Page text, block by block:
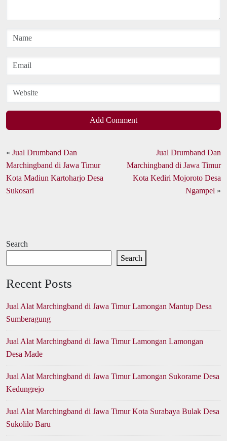
Add Comment
« Jual Drumband Dan
Marchingband di Jawa Timur
Kota Madiun Kartoharjo Desa
Sukosari
Jual Drumband Dan
Marchingband di Jawa Timur
Kota Kediri Mojoroto Desa
Ngampel »
Search
Search
Recent Posts
Jual Alat Marchingband di Jawa Timur Lamongan Mantup Desa
Sumberagung
Jual Alat Marchingband di Jawa Timur Lamongan Lamongan
Desa Made
Jual Alat Marchingband di Jawa Timur Lamongan Sukorame Desa
Kedungrejo
Jual Alat Marchingband di Jawa Timur Kota Surabaya Bulak Desa
Sukolilo Baru